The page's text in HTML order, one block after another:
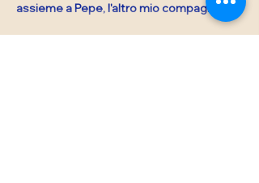
assieme a Pepe, l'altro mio compagno e…